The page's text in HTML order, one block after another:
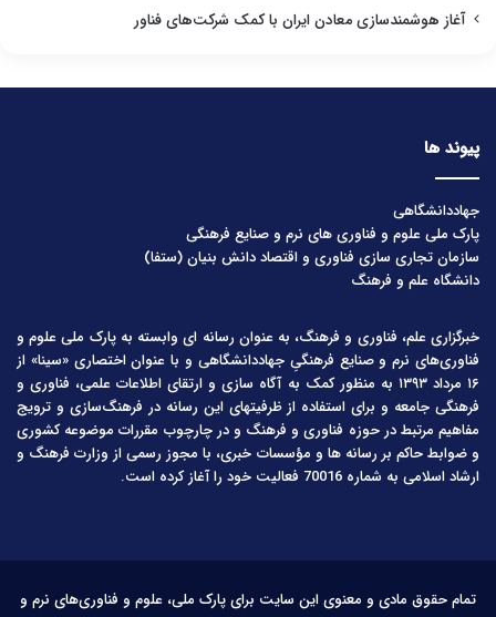
آغاز هوشمندسازی معادن ایران با کمک شرکت‌های فناور
پیوند ها
جهاددانشگاهی
پارک ملی علوم و فناوری های نرم و صنایع فرهنگی
سازمان تجاری سازی فناوری و اقتصاد دانش بنیان (ستفا)
دانشگاه علم و فرهنگ
خبرگزاری علم، فناوری و فرهنگ، به عنوان رسانه ای وابسته به پارک ملی علوم و
فناوری‌های نرم و صنایع فرهنگیِ جهاددانشگاهی و با عنوان اختصاری «سینا» از
۱۶ مرداد ۱۳۹۳ به منظور کمک به آگاه سازی و ارتقای اطلاعات علمی، فناوری و
فرهنگی جامعه و برای استفاده از ظرفیتهای این رسانه در فرهنگ‌سازی و ترویج
مفاهیم مرتبط در حوزه فناوری و فرهنگ و در چارچوب مقررات موضوعه کشوری
و ضوابط حاکم بر رسانه ها و مؤسسات خبری، با مجوز رسمی از وزارت فرهنگ و
ارشاد اسلامی به شماره 70016 فعالیت خود را آغاز کرده است.
تمام حقوق مادی و معنوی این سایت برای پارک ملی، علوم و فناوری‌های نرم و